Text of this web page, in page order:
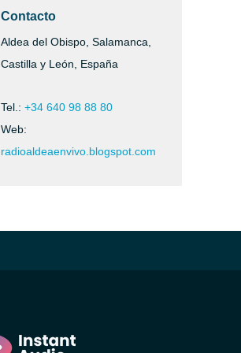
Contacto
Aldea del Obispo, Salamanca,
Castilla y León, España
Tel.: +34 640 98 88 80
Web:
radioaldeaenvivo.blogspot.com